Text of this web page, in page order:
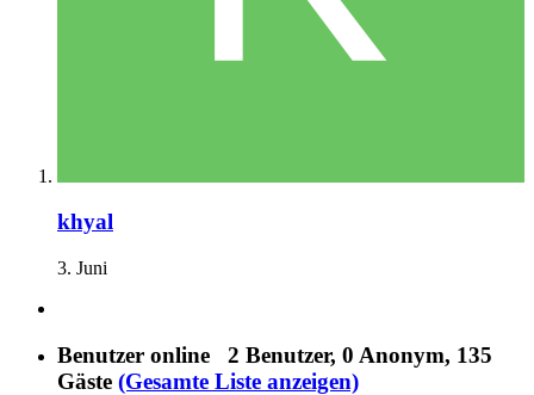
khyal
3. Juni
Benutzer online 2 Benutzer, 0 Anonym, 135
Gäste (Gesamte Liste anzeigen)